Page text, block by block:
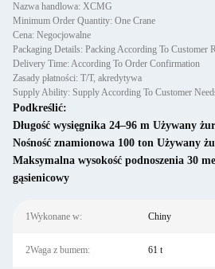
Nazwa handlowa: XCMG
Minimum Order Quantity: One Crane
Cena: Negocjowalne
Packaging Details: Packing According To Customer
Delivery Time: According To Order Confirmation
Zasady płatności: T/T, akredytywa
Supply Ability: Supply According To Customer
Podkreślić:
Długość wysięgnika 24–96 m Używany
Nośność znamionowa 100 ton Używany
Maksymalna wysokość podnoszenia 30
gąsienicowy
1Wykonane w: Chiny
2Waga z bumem: 61 t